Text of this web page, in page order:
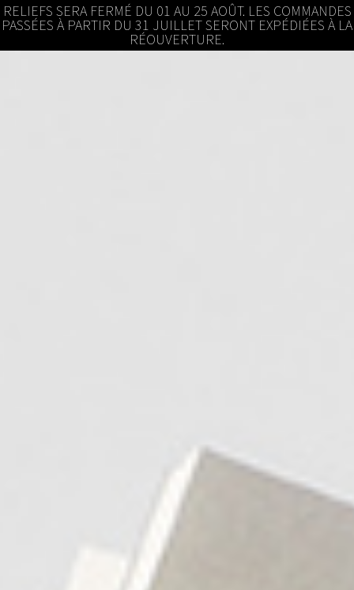
RELIEFS SERA FERMÉ DU 01 AU 25 AOÛT. LES COMMANDES
PASSÉES À PARTIR DU 31 JUILLET SERONT EXPÉDIÉES À LA
RÉOUVERTURE.